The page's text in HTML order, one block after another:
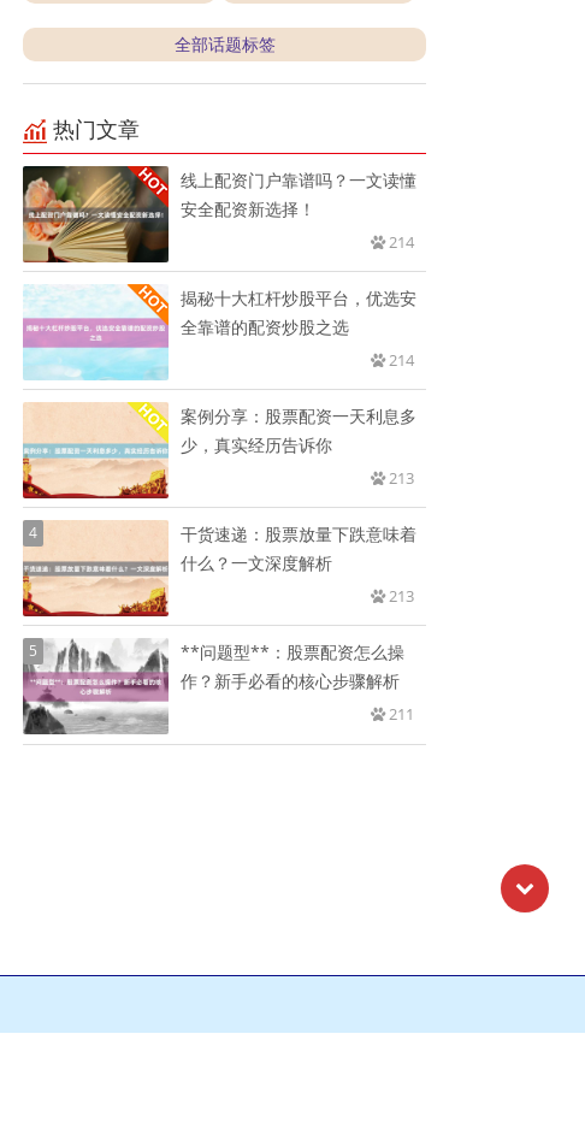
全部话题标签
热门文章
线上配资门户靠谱吗？一文读懂
安全配资新选择！
214
揭秘十大杠杆炒股平台，优选安
全靠谱的配资炒股之选
214
案例分享：股票配资一天利息多
少，真实经历告诉你
213
4
干货速递：股票放量下跌意味着
什么？一文深度解析
213
5
**问题型**：股票配资怎么操
作？新手必看的核心步骤解析
211